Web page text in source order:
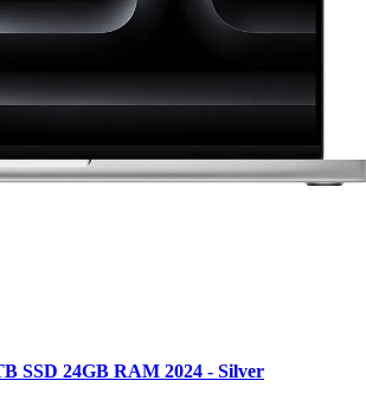
SSD 24GB RAM 2024 - Silver